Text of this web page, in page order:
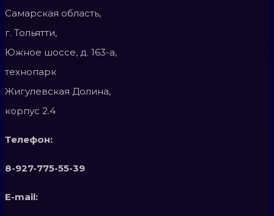
Самарская область,
г. Тольятти,
Южное шоссе, д. 163-а,
технопарк
Жигулевская Долина,
корпус 2.4
Телефон:
8-927-775-55-39
E-mail: